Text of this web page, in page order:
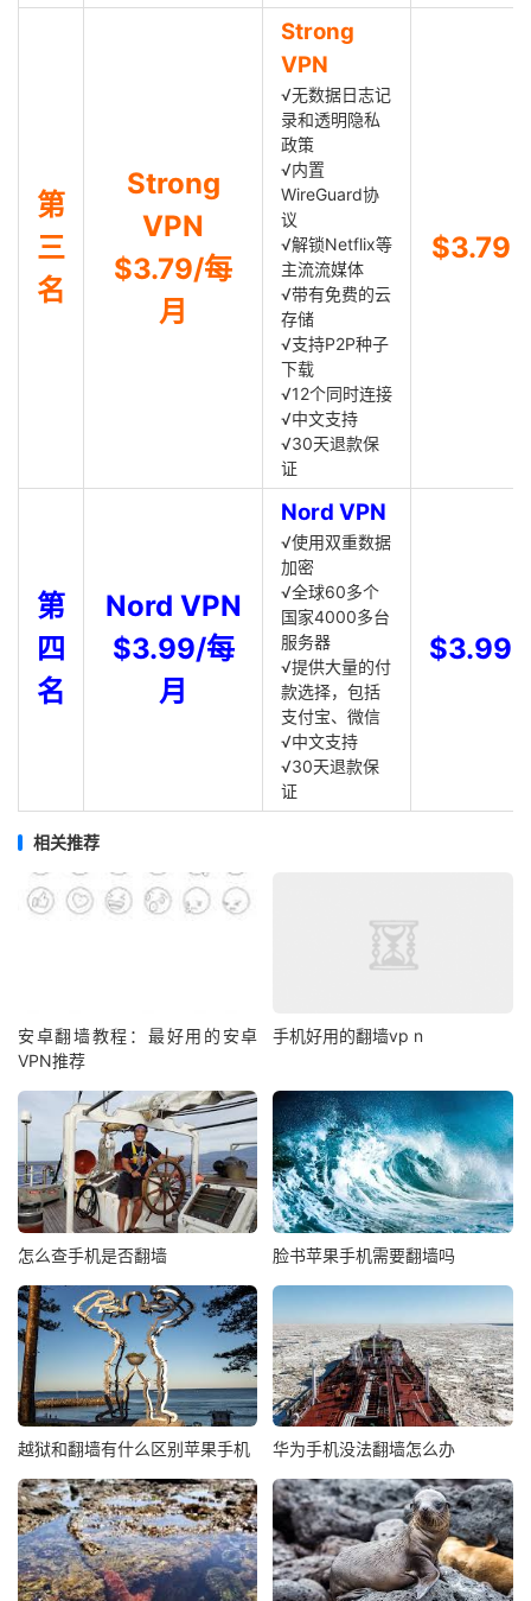
第
三
名
Strong
VPN
$3.79/每
月
Strong
VPN
√无数据日志记
录和透明隐私
政策
√内置
WireGuard协
议
√解锁Netflix等
主流流媒体
√带有免费的云
存储
√支持P2P种子
下载
√12个同时连接
√中文支持
√30天退款保
证
$3.79
第
四
名
Nord VPN
$3.99/每
月
Nord VPN
√使用双重数据
加密
√全球60多个
国家4000多台
服务器
√提供大量的付
款选择，包括
支付宝、微信
√中文支持
√30天退款保
证
$3.99
相关推荐
安卓翻墙教程：最好用的安卓
VPN推荐
手机好用的翻墙vp n
怎么查手机是否翻墙 脸书苹果手机需要翻墙吗
越狱和翻墙有什么区别苹果手机 华为手机没法翻墙怎么办